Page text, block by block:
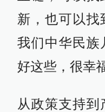
新，也可以找
我们中华民族
好这些，很幸
从政策支持到